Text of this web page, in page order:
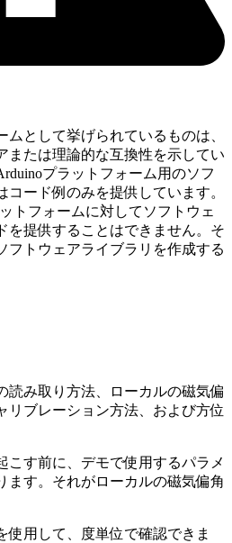
ムとして挙げられているものは、
または理論的な互換性を示してい
プラットフォーム用のソフ
コード例のみを提供しています。
トフォームに対してソフトウェ
を提供することはできません。そ
フトウェアライブラリを作成する
読み取り方法、ローカルの磁気偏
リブレーション方法、および方位
こす前に、デモで使用するパラメ
ます。それがローカルの磁気偏角
使用して、度単位で確認できま